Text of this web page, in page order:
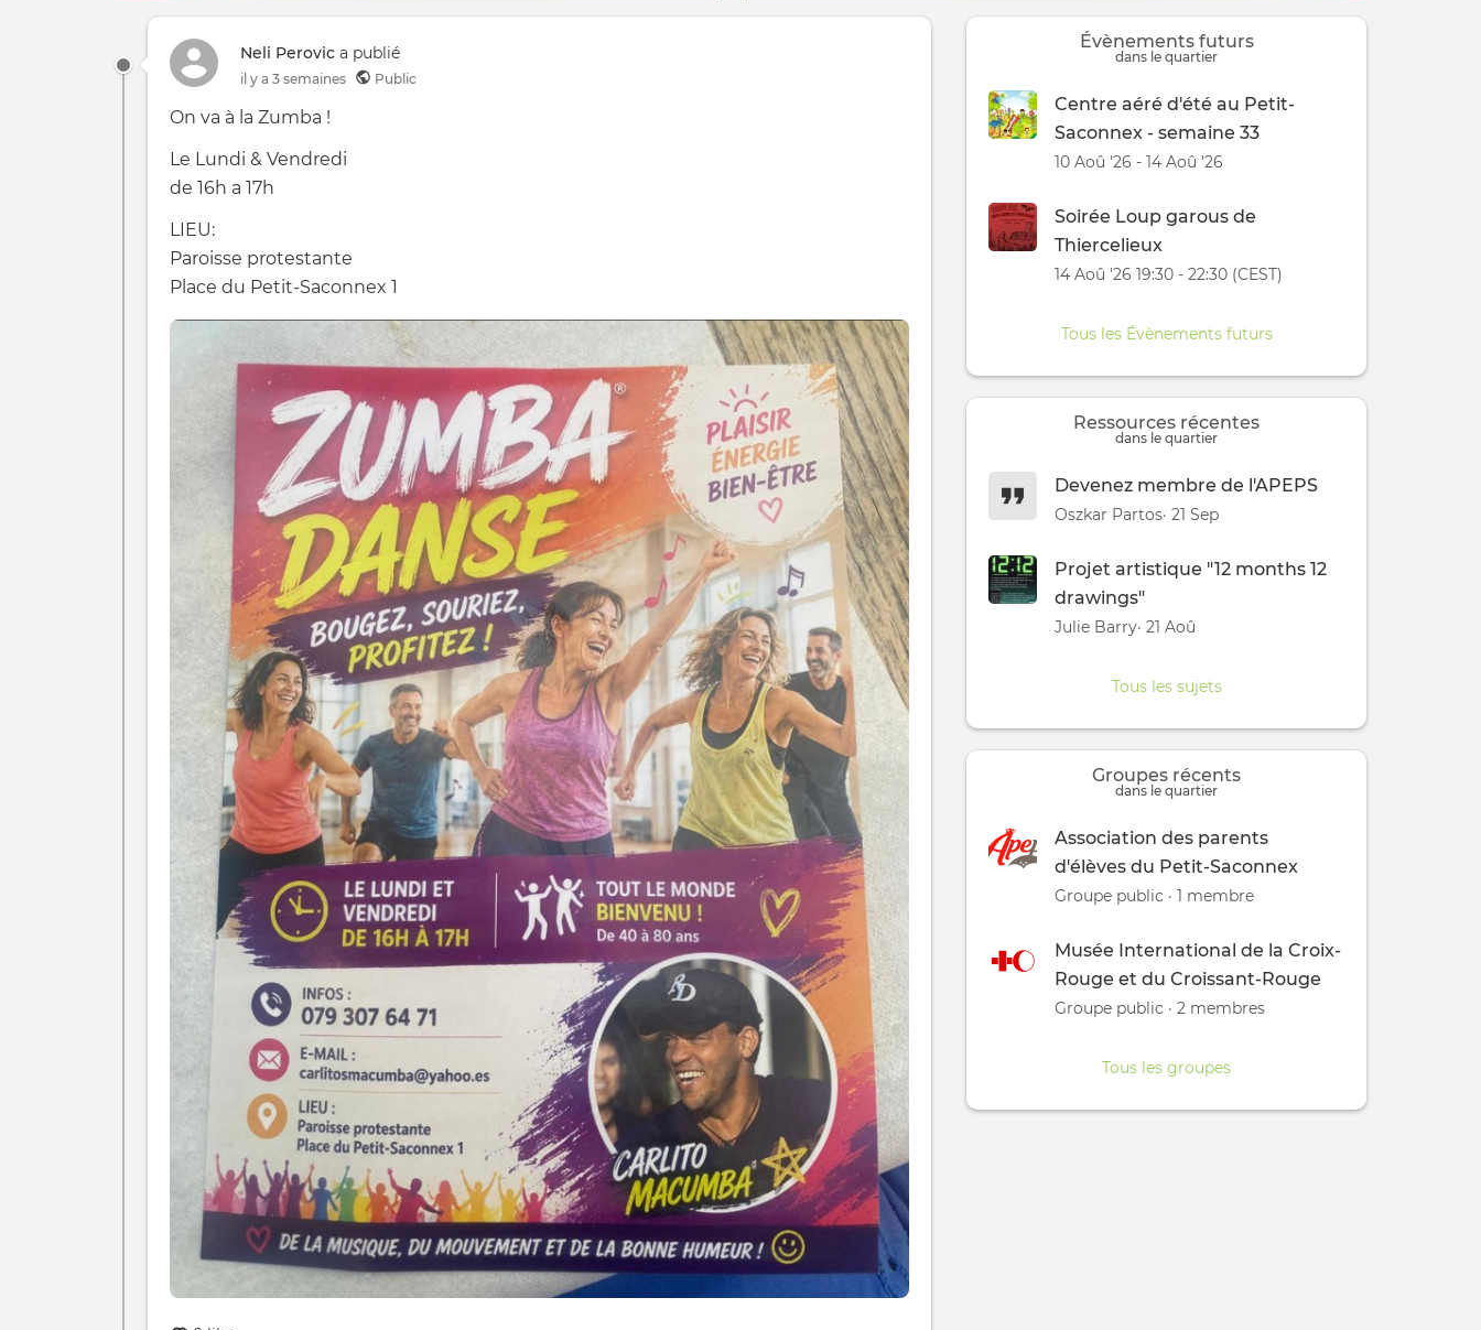
Évènements futurs
dans le quartier
Centre aéré d'été au Petit-
Saconnex - semaine 33
10 Aoû '26 - 14 Aoû '26
Soirée Loup garous de
Thiercelieux
14 Aoû '26 19:30 - 22:30 (CEST)
Tous les Évènements futurs
Ressources récentes
dans le quartier
Devenez membre de l'APEPS
Oszkar Partos· 21 Sep
Projet artistique "12 months 12
drawings"
Julie Barry· 21 Aoû
Tous les sujets
Groupes récents
dans le quartier
Association des parents
d'élèves du Petit-Saconnex
Groupe public · 1 membre
Musée International de la Croix-
Rouge et du Croissant-Rouge
Groupe public · 2 membres
Tous les groupes
Neli Perovic a publié
il y a 3 semaines Public
On va à la Zumba !
Le Lundi & Vendredi
de 16h a 17h
LIEU:
Paroisse protestante
Place du Petit-Saconnex 1